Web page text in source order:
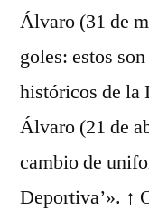
Álvaro (31 de
goles: estos
históricos de la
Álvaro (21 de
cambio de
Deportiva’». ↑